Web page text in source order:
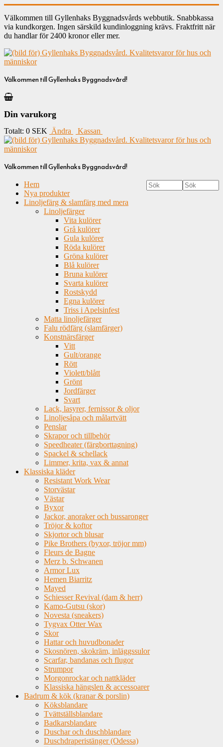
Välkommen till Gyllenhaks Byggnadsvårds webbutik. Snabbkassa
via kundkorgen. Ingen särskild kundinloggning krävs. Fraktfritt när
du handlar för 2400 kronor eller mer.
Välkommen till Gyllenhaks Byggnadsvård!
Din varukorg
Totalt: 0 SEK Ändra Kassan
Välkommen till Gyllenhaks Byggnadsvård!
Hem
Nya produkter
Linoljefärg & slamfärg med mera
Linoljefärger
Vita kulörer
Grå kulörer
Gula kulörer
Röda kulörer
Gröna kulörer
Blå kulörer
Bruna kulörer
Svarta kulörer
Rostskydd
Egna kulörer
Triss i Apelsinfest
Matta linoljefärger
Falu rödfärg (slamfärger)
Konstnärsfärger
Vitt
Gult/orange
Rött
Violett/blått
Grönt
Jordfärger
Svart
Lack, lasyrer, fernissor & oljor
Linoljesåpa och målartvätt
Penslar
Skrapor och tillbehör
Speedheater (färgborttagning)
Spackel & schellack
Limmer, krita, vax & annat
Klassiska kläder
Resistant Work Wear
Storvästar
Västar
Byxor
Jackor, anoraker och bussaronger
Tröjor & koftor
Skjortor och blusar
Pike Brothers (byxor, tröjor mm)
Fleurs de Bagne
Merz b. Schwanen
Armor Lux
Hemen Biarritz
Mayed
Schiesser Revival (dam & herr)
Kamo-Gutsu (skor)
Novesta (sneakers)
Tygvax Otter Wax
Skor
Hattar och huvudbonader
Skosnören, skokräm, inläggssulor
Scarfar, bandanas och flugor
Strumpor
Morgonrockar och nattkläder
Klassiska hängslen & accessoarer
Badrum & kök (kranar & porslin)
Köksblandare
Tvättställsblandare
Badkarsblandare
Duschar och duschblandare
Duschdraperistänger (Odessa)